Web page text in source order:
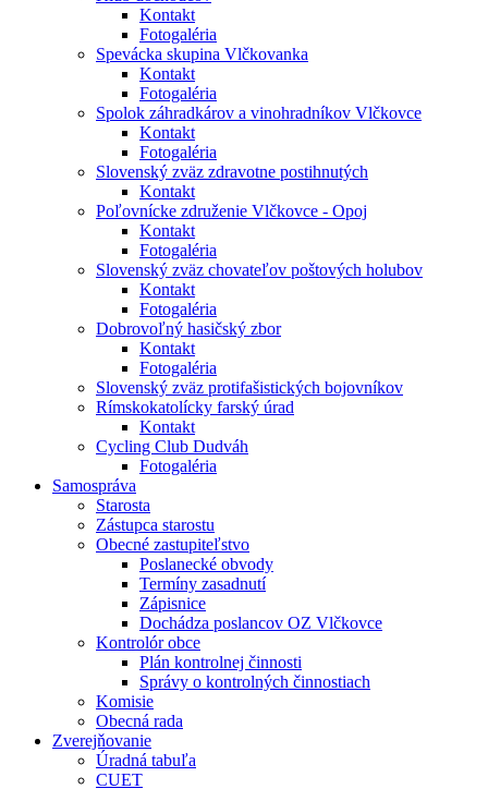
Kontakt
Fotogaléria
Spevácka skupina Vlčkovanka
Kontakt
Fotogaléria
Spolok záhradkárov a vinohradníkov Vlčkovce
Kontakt
Fotogaléria
Slovenský zväz zdravotne postihnutých
Kontakt
Poľovnícke združenie Vlčkovce - Opoj
Kontakt
Fotogaléria
Slovenský zväz chovateľov poštových holubov
Kontakt
Fotogaléria
Dobrovoľný hasičský zbor
Kontakt
Fotogaléria
Slovenský zväz protifašistických bojovníkov
Rímskokatolícky farský úrad
Kontakt
Cycling Club Dudváh
Fotogaléria
Samospráva
Starosta
Zástupca starostu
Obecné zastupiteľstvo
Poslanecké obvody
Termíny zasadnutí
Zápisnice
Dochádza poslancov OZ Vlčkovce
Kontrolór obce
Plán kontrolnej činnosti
Správy o kontrolných činnostiach
Komisie
Obecná rada
Zverejňovanie
Úradná tabuľa
CUET